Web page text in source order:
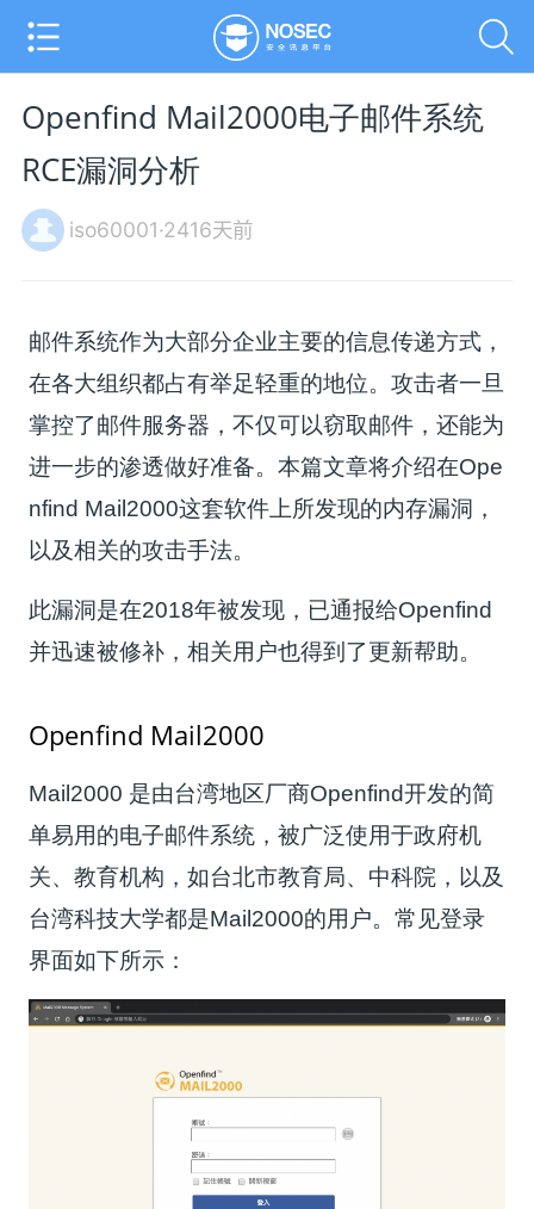
Openfind Mail2000电子邮件系统
RCE漏洞分析
iso60001·2416天前
邮件系统作为大部分企业主要的信息传递方式，
在各大组织都占有举足轻重的地位。攻击者一旦
掌控了邮件服务器，不仅可以窃取邮件，还能为
进一步的渗透做好准备。本篇文章将介绍在Ope
nfind Mail2000这套软件上所发现的内存漏洞，
以及相关的攻击手法。
此漏洞是在2018年被发现，已通报给Openfind
并迅速被修补，相关用户也得到了更新帮助。
Openfind Mail2000
Mail2000 是由台湾地区厂商Openfind开发的简
单易用的电子邮件系统，被广泛使用于政府机
关、教育机构，如台北市教育局、中科院，以及
台湾科技大学都是Mail2000的用户。常见登录
界面如下所示：